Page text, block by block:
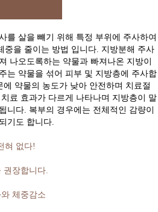
를 살을 뺴기 위해 특정 부위에 주사하여
중을 줄이는 방법 입니다. 지방분해 주사
나오도록하는 약물과 빠져나온 지방이
는 약물을 섞어 피부 및 지방층에 주사합
약물의 농도가 낮아 안전하며 치료절
료 효과가 다르게 나타나며 지방층이 말
니다. 복부의 경우에는 전체적인 감량이
기도 합니다.
혀 없다!
권장합니다.
체중감소